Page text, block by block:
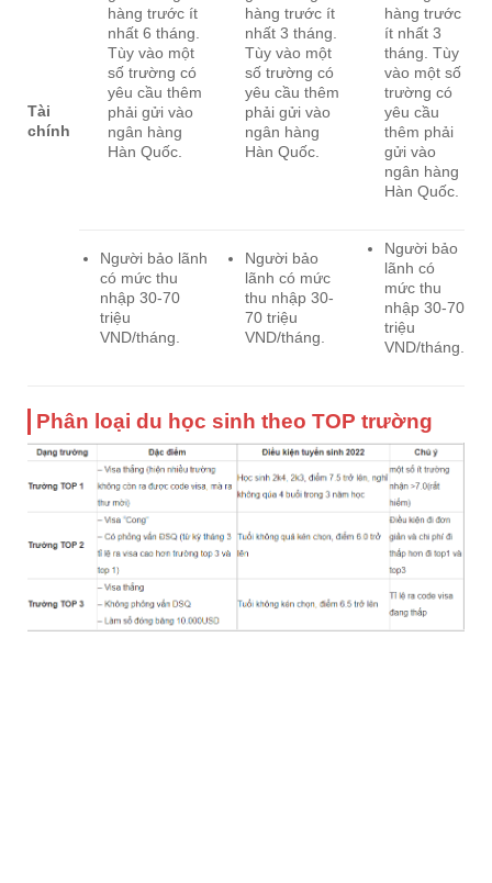
Tài
chính
hàng trước ít
nhất 6 tháng.
Tùy vào một
số trường có
yêu cầu thêm
phải gửi vào
ngân hàng
Hàn Quốc.
hàng trước ít
nhất 3 tháng.
Tùy vào một
số trường có
yêu cầu thêm
phải gửi vào
ngân hàng
Hàn Quốc.
hàng trước
ít nhất 3
tháng. Tùy
vào một số
trường có
yêu cầu
thêm phải
gửi vào
ngân hàng
Hàn Quốc.
Người bảo lãnh
có mức thu
nhập 30-70
triệu
VND/tháng.
Người bảo
lãnh có mức
thu nhập 30-
70 triệu
VND/tháng.
Người bảo
lãnh có
mức thu
nhập 30-70
triệu
VND/tháng.
Phân loại du học sinh theo TOP trường